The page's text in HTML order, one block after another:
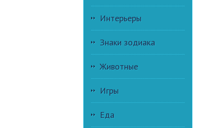
Интерьеры
Знаки зодиака
Животные
Игры
Еда